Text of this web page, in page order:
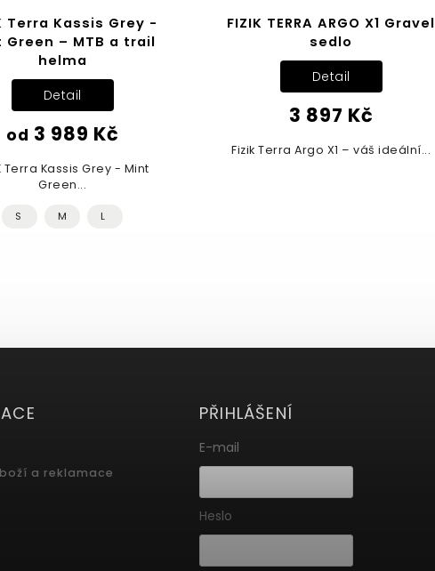
Terra Kassis Grey -
Green – MTB a trail
helma
od 3 989 Kč
Detail
Terra Kassis Grey - Mint
Green...
S M L
FIZIK TERRA ARGO X1 Gravel
sedlo
3 897 Kč
Detail
Fizik Terra Argo X1 – váš ideální...
a reklamace
PŘIHLÁŠENÍ
E-mail
Heslo